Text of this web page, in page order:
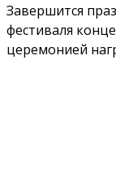
Завершится
фестиваля
церемонией